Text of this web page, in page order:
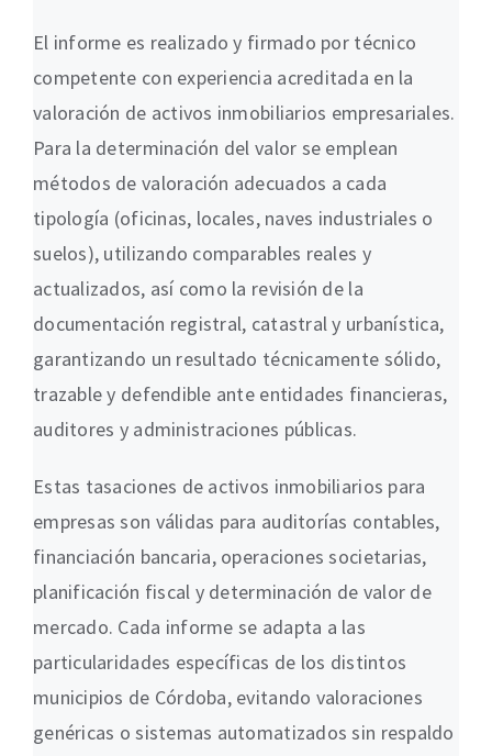
El informe es realizado y firmado por técnico
competente con experiencia acreditada en la
valoración de activos inmobiliarios empresariales.
Para la determinación del valor se emplean
métodos de valoración adecuados a cada
tipología (oficinas, locales, naves industriales o
suelos), utilizando comparables reales y
actualizados, así como la revisión de la
documentación registral, catastral y urbanística,
garantizando un resultado técnicamente sólido,
trazable y defendible ante entidades financieras,
auditores y administraciones públicas.
Estas tasaciones de activos inmobiliarios para
empresas son válidas para auditorías contables,
financiación bancaria, operaciones societarias,
planificación fiscal y determinación de valor de
mercado. Cada informe se adapta a las
particularidades específicas de los distintos
municipios de Córdoba, evitando valoraciones
genéricas o sistemas automatizados sin respaldo